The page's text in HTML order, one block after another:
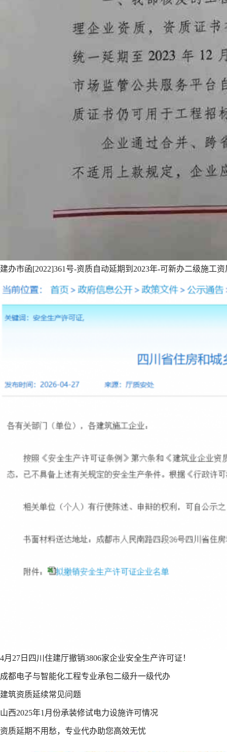
建办市函[2022]361号-资质自动延期到2023年-可新办二级施工资
4月27日四川住建厅撤销3806家企业安全生产许可证！
成都电子与智能化工程专业承包二级升一级代办
建筑资质延续常见问题
山西2025年1月份承装修试电力设施许可情况
资质延期不用愁，专业代办助您高效无忧